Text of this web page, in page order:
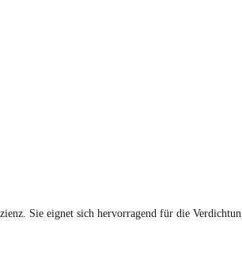
Sie eignet sich hervorragend für die